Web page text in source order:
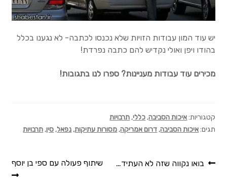
יש עוד המון עבודות הזויות שלא נכנסו לכתבה- לא נגענו בכלל
בהודו ויפן ואולי נקדיש להם כתבה נפרדת!
מכירים עוד עבודות מעניינות? ספרו לנו בתגובות!
קטגוריות:איכות הסביבה, כללי, תרבויות
תגים:איכות הסביבה, דרום אמריקה, מסורות עתיקות, נפאל, סין, תרבויות
ניווט
הפוסט
בואו נקווה שזה לא העתיד…
הפוסט
שיתוף פעולה עם ספי בן יוסף